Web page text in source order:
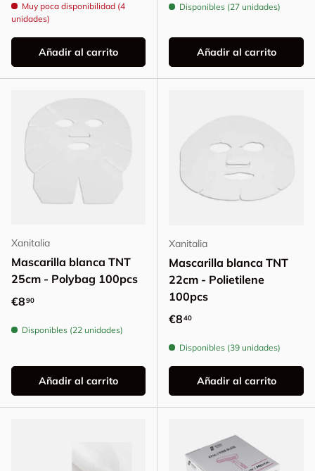
Muy poca disponibilidad (4
unidades)
Añadir al carrito
Disponibles (27 unidades)
Añadir al carrito
Xanitalia
Mascarilla blanca TNT
25cm - Polybag 100pcs
Precio normal
€890
Disponibles (22 unidades)
Añadir al carrito
Xanitalia
Mascarilla blanca TNT
22cm - Polietilene
100pcs
Precio normal
€840
Disponibles (39 unidades)
Añadir al carrito